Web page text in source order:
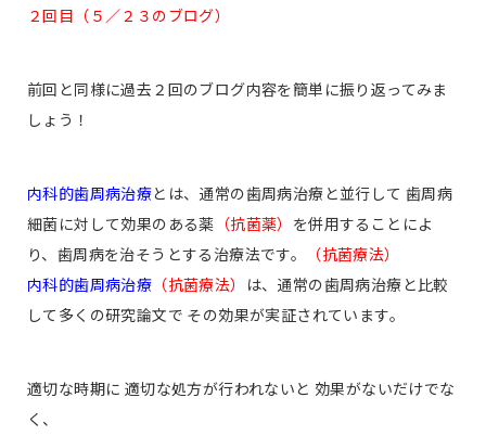
２回目（５／２３のブログ）
前回と同様に過去２回のブログ内容を簡単に振り返ってみま
しょう！
内科的歯周病治療とは、通常の歯周病治療と並行して 歯周病
細菌に対して効果のある薬 （抗菌薬） を併用することによ
り、歯周病を治そうとする治療法です。
（抗菌療法）
内科的歯周病治療 （抗菌療法）
は、通常の歯周病治療と比較
して多くの研究論文で その効果が実証されています。
適切な時期に 適切な処方が行われないと 効果がないだけでな
く、